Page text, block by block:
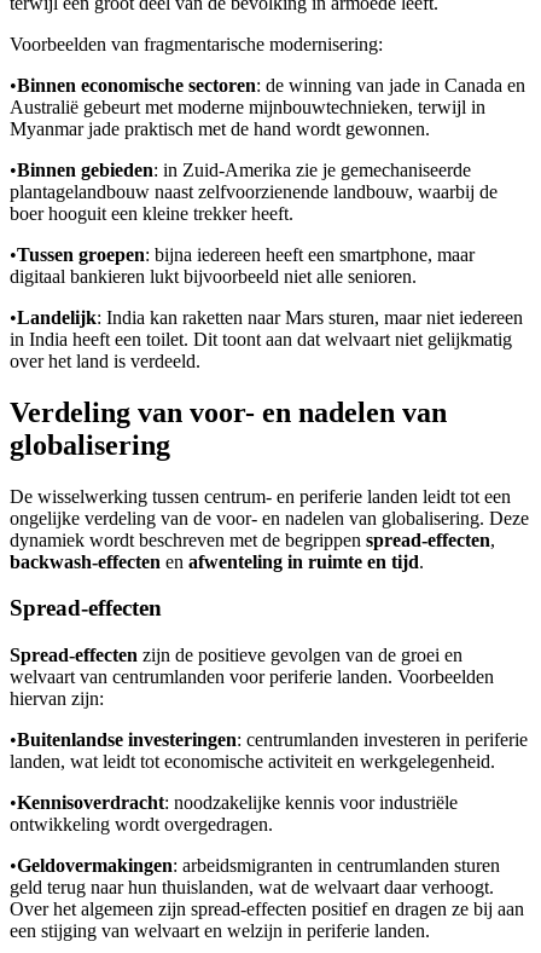
Voorbeelden van fragmentarische modernisering:
•Binnen economische sectoren: de winning van jade in Canada en
Australië gebeurt met moderne mijnbouwtechnieken, terwijl in
Myanmar jade praktisch met de hand wordt gewonnen.
•Binnen gebieden: in Zuid-Amerika zie je gemechaniseerde
plantagelandbouw naast zelfvoorzienende landbouw, waarbij de
boer hooguit een kleine trekker heeft.
•Tussen groepen: bijna iedereen heeft een smartphone, maar
digitaal bankieren lukt bijvoorbeeld niet alle senioren.
•Landelijk: India kan raketten naar Mars sturen, maar niet iedereen
in India heeft een toilet. Dit toont aan dat welvaart niet gelijkmatig
over het land is verdeeld.
Verdeling van voor- en nadelen van
globalisering
De wisselwerking tussen centrum- en periferie landen leidt tot een
ongelijke verdeling van de voor- en nadelen van globalisering. Deze
dynamiek wordt beschreven met de begrippen spread-effecten,
backwash-effecten en afwenteling in ruimte en tijd.
Spread-effecten
Spread-effecten zijn de positieve gevolgen van de groei en
welvaart van centrumlanden voor periferie landen. Voorbeelden
hiervan zijn:
•Buitenlandse investeringen: centrumlanden investeren in periferie
landen, wat leidt tot economische activiteit en werkgelegenheid.
•Kennisoverdracht: noodzakelijke kennis voor industriële
ontwikkeling wordt overgedragen.
•Geldovermakingen: arbeidsmigranten in centrumlanden sturen
geld terug naar hun thuislanden, wat de welvaart daar verhoogt.
Over het algemeen zijn spread-effecten positief en dragen ze bij aan
een stijging van welvaart en welzijn in periferie landen.